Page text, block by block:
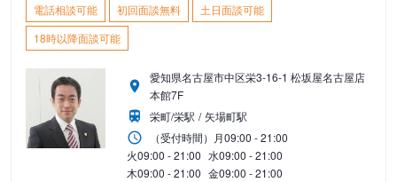
電話相談可能 初回面談無料
土日面談可能
18時以降面談可能
愛知県名古屋市中区栄3-16-1 松坂屋名古屋店
本館7F
栄町/栄駅
矢場町駅
（受付時間） 月09:00 - 21:00
火09:00 - 21:00 水09:00 - 21:00
木09:00 - 21:00 金09:00 - 21:00